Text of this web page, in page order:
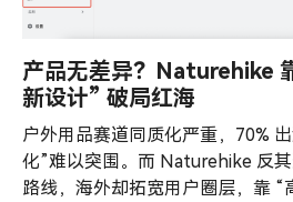
产品无差异？Naturehike
新设计” 破局红海
户外用品赛道同质化严重，70%
化”难以突围。而 Naturehike 反
路线，海外却拓宽用户圈层，靠 “